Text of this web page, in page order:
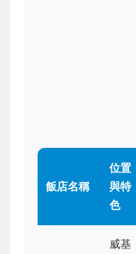
飯店名稱
位置
與特
色
威基